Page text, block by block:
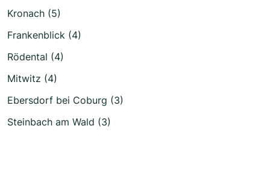
Kronach (5)
Frankenblick (4)
Rödental (4)
Mitwitz (4)
Ebersdorf bei Coburg (3)
Steinbach am Wald (3)